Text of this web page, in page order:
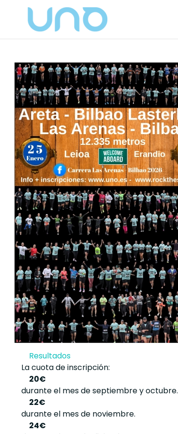
Resultados
La cuota de inscripción:
20€
durante el mes de septiembre y octubre.
22€
durante el mes de noviembre.
24€